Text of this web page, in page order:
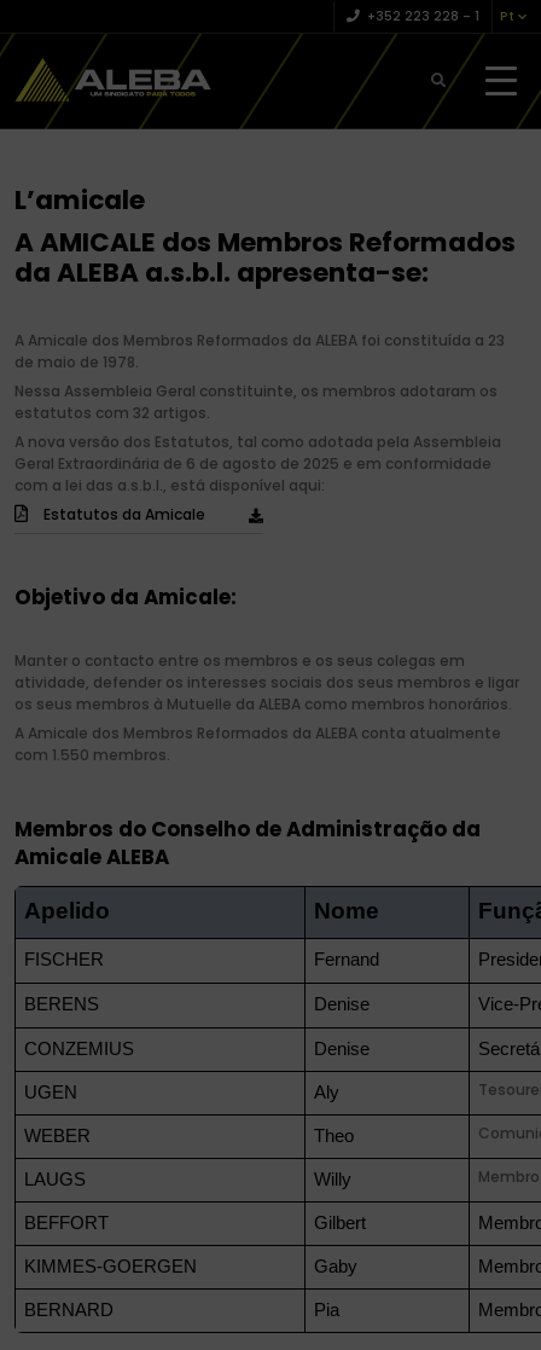
+352 223 228 – 1 Pt
L’amicale
A AMICALE dos Membros Reformados
da ALEBA a.s.b.l. apresenta-se:
A Amicale dos Membros Reformados da ALEBA foi constituída a 23
de maio de 1978.
Nessa Assembleia Geral constituinte, os membros adotaram os
estatutos com 32 artigos.
A nova versão dos Estatutos, tal como adotada pela Assembleia
Geral Extraordinária de 6 de agosto de 2025 e em conformidade
com a lei das a.s.b.l., está disponível aqui:
Estatutos da Amicale
Objetivo da Amicale:
Manter o contacto entre os membros e os seus colegas em
atividade, defender os interesses sociais dos seus membros e ligar
os seus membros à Mutuelle da ALEBA como membros honorários.
A Amicale dos Membros Reformados da ALEBA conta atualmente
com 1.550 membros.
Membros do Conselho de Administração da
Amicale ALEBA
Apelido Nome
FISCHER Fernand
BERENS Denise Vice-
CONZEMIUS Denise
UGEN Aly
WEBER Theo
LAUGS Willy Membro
BEFFORT Gilbert
KIMMES-GOERGEN Gaby
BERNARD Pia